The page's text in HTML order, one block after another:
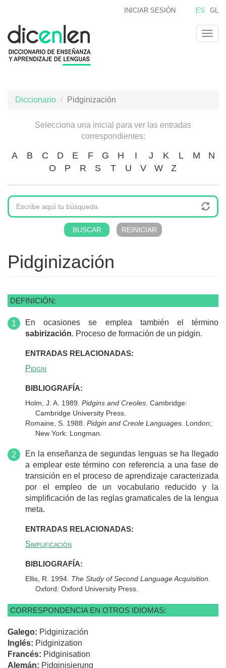
contenido
principal
ES GL
INICIAR SESIÓN
Diccionario Pidginización
Selecciona una inicial para ver las entradas
correspondientes:
A B C D E F G H I J K L M
N
O
P R S T U V W Z
Pidginización
DEFINICIÓN:
En ocasiones se emplea también el término
sabirización. Proceso de formación de un pidgin.
ENTRADAS RELACIONADAS:
Pidgin
BIBLIOGRAFÍA:
Holm, J. A. 1989. Pidgins and Creoles . Cambridge:
Cambridge University Press.
Romaine, S. 1988. Pidgin and Creole Languages. London;
New York: Longman.
En la enseñanza de segundas lenguas se ha llegado
a emplear este término con referencia a una fase de
transición en el proceso de aprendizaje caracterizada
por el empleo de un vocabulario reducido y la
simplificación de las reglas gramaticales de la lengua
meta.
ENTRADAS RELACIONADAS:
Simplificación
BIBLIOGRAFÍA:
Ellis, R. 1994. The Study of Second Language Acquisition
Oxford: Oxford University Press.
CORRESPONDENCIA EN OTROS IDIOMAS:
Galego: Pidginización
Inglés: Pidginization
Francés: Pidginisation
Alemán: Pidginisierung